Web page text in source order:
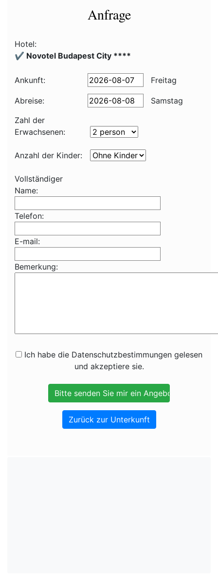
Anfrage
Hotel:
✔️ Novotel Budapest City ****
Ankunft: Freitag
Abreise:
Samstag
Zahl der
Erwachsenen:
Anzahl der Kinder:
Vollständiger
Name:
Telefon:
E-mail:
Bemerkung:
Ich habe die Datenschutzbestimmungen gelesen
und akzeptiere sie.
Zurück zur Unterkunft